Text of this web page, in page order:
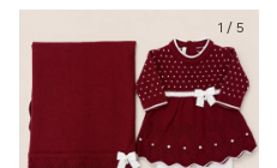
1 / 5